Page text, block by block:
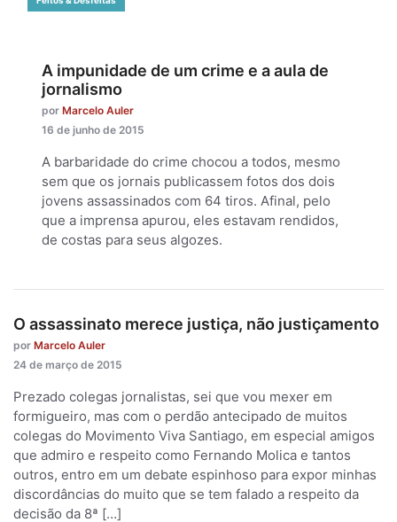
A impunidade de um crime e a aula de
jornalismo
por Marcelo Auler
16 de junho de 2015
A barbaridade do crime chocou a todos, mesmo
sem que os jornais publicassem fotos dos dois
jovens assassinados com 64 tiros. Afinal, pelo
que a imprensa apurou, eles estavam rendidos,
de costas para seus algozes.
O assassinato merece justiça, não justiçamento
por Marcelo Auler
24 de março de 2015
Prezado colegas jornalistas, sei que vou mexer em
formigueiro, mas com o perdão antecipado de muitos
colegas do Movimento Viva Santiago, em especial amigos
que admiro e respeito como Fernando Molica e tantos
outros, entro em um debate espinhoso para expor minhas
discordâncias do muito que se tem falado a respeito da
decisão da 8ª […]